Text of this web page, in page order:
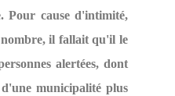
Pour cause d'intimité,
il fallait qu'il le
alertées, dont
municipalité plus